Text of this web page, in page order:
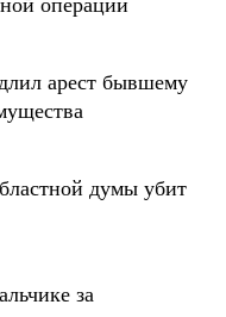
арест бывшему
думы убит
за